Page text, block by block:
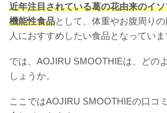
近年注目されている葛の花由来のイ
機能性食品として、体重やお腹周り
人におすすめしたい食品となっていま
では、AOJIRU SMOOTHIEは、どの
しょうか。
ここではAOJIRU SMOOTHIEの口コ